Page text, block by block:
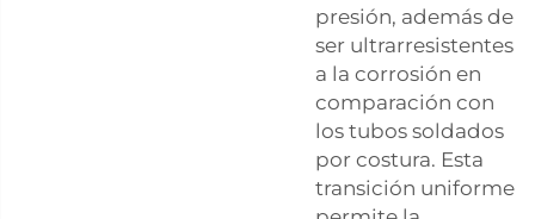
presión, además de
ser ultrarresistentes
a la corrosión en
comparación con
los tubos soldados
por costura. Esta
transición uniforme